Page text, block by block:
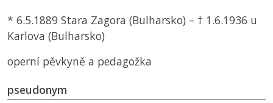
* 6.5.1889 Stara Zagora (Bulharsko) – † 1.6.1936 u
Karlova (Bulharsko)
operní pěvkyně a pedagožka
pseudonym